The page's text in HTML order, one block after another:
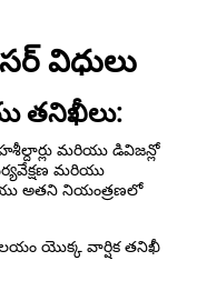
విధులు
తనిఖీలు:
మరియు డివిజన్లో
మరియు
అతని నియంత్రణలో
యొక్క వార్షిక తనిఖీ